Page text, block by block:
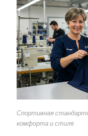
Спортивная
комфорта и стиля